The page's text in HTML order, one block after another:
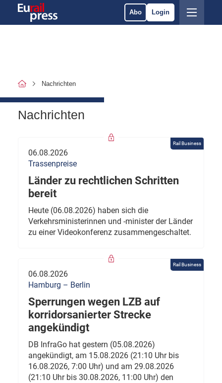
Abo Login
Nachrichten
Nachrichten
Rail Business
06.08.2026
Trassenpreise
Länder zu rechtlichen Schritten
bereit
Heute (06.08.2026) haben sich die
Verkehrsministerinnen und -minister der Länder
zu einer Videokonferenz zusammengeschaltet.
Rail Business
06.08.2026
Hamburg – Berlin
Sperrungen wegen LZB auf
korridorsanierter Strecke
angekündigt
DB InfraGo hat gestern (05.08.2026)
angekündigt, am 15.08.2026 (21:10 Uhr bis
16.08.2026, 7:00 Uhr) und am 29.08.2026
(21:10 Uhr bis 30.08.2026, 11:00 Uhr) den